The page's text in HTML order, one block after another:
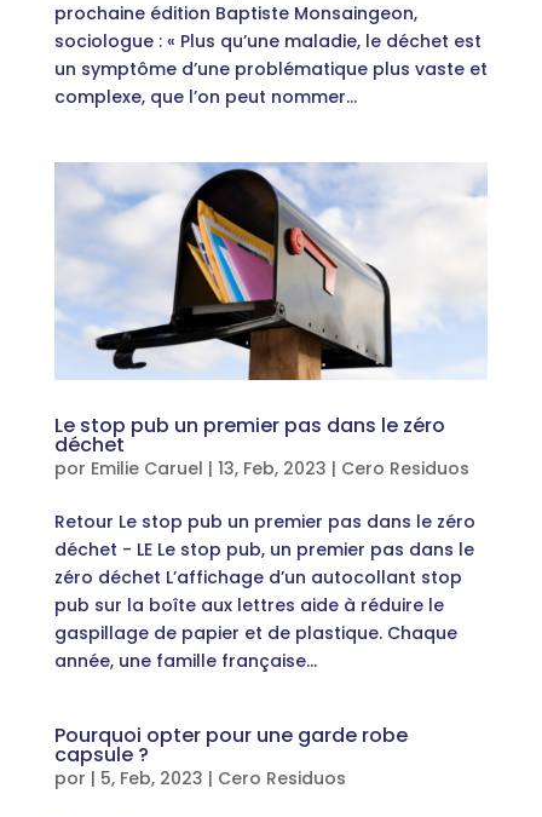
prochaine édition Baptiste Monsaingeon,
sociologue : « Plus qu’une maladie, le déchet est
un symptôme d’une problématique plus vaste et
complexe, que l’on peut nommer...
Le stop pub un premier pas dans le zéro
déchet
por Emilie Caruel | 13, Feb, 2023 | Cero Residuos
Retour Le stop pub un premier pas dans le zéro
déchet - LE Le stop pub, un premier pas dans le
zéro déchet L’affichage d’un autocollant stop
pub sur la boîte aux lettres aide à réduire le
gaspillage de papier et de plastique. Chaque
année, une famille française...
Pourquoi opter pour une garde robe
capsule ?
por | 5, Feb, 2023 | Cero Residuos